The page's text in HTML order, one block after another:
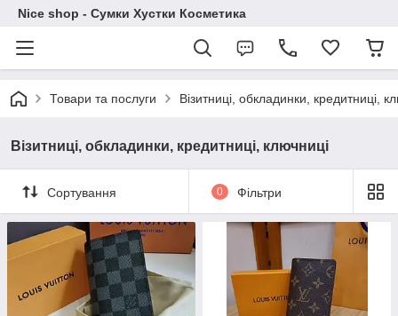
Nice shop - Сумки Хустки Косметика
Товари та послуги Візитниці, обкладинки, кредитниці,
Візитниці, обкладинки, кредитниці, ключниці
Сортування 0 Фільтри